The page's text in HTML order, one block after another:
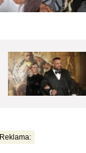
Reklama: